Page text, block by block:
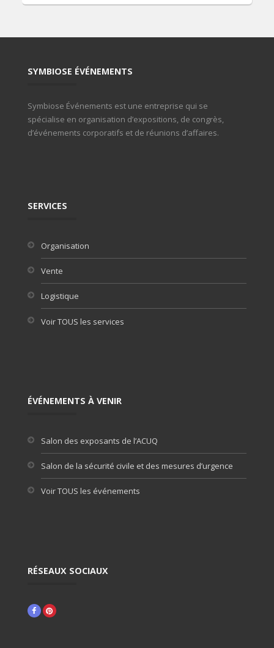
SYMBIOSE ÉVÉNEMENTS
Symbiose Événements est une entreprise qui se
spécialise en organisation d’expositions, de congrès,
d’événements corporatifs et de réunions d’affaires.
SERVICES
Organisation
Vente
Logistique
Voir TOUS les services
ÉVÉNEMENTS À VENIR
Salon des exposants de l’ACUQ
Salon de la sécurité civile et des mesures d’urgence
Voir TOUS les événements
RÉSEAUX SOCIAUX
FacebookPinterest